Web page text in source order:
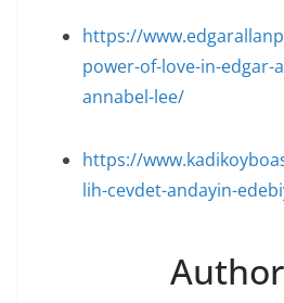
https://
power-of-love-in-edgar-
annabel-lee/
https://
lih-cevdet-andayin-
Author